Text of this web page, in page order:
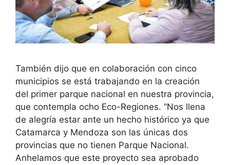
También dijo que en colaboración con cinco
municipios se está trabajando en la creación
del primer parque nacional en nuestra provincia,
que contempla ocho Eco-Regiones. “Nos llena
de alegría estar ante un hecho histórico ya que
Catamarca y Mendoza son las únicas dos
provincias que no tienen Parque Nacional.
Anhelamos que este proyecto sea aprobado